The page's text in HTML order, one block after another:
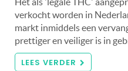
verkocht worden in
markt inmiddels een
prettiger en veiliger is in
LEES VERDER